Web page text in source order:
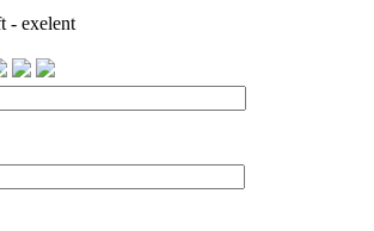
- exelent